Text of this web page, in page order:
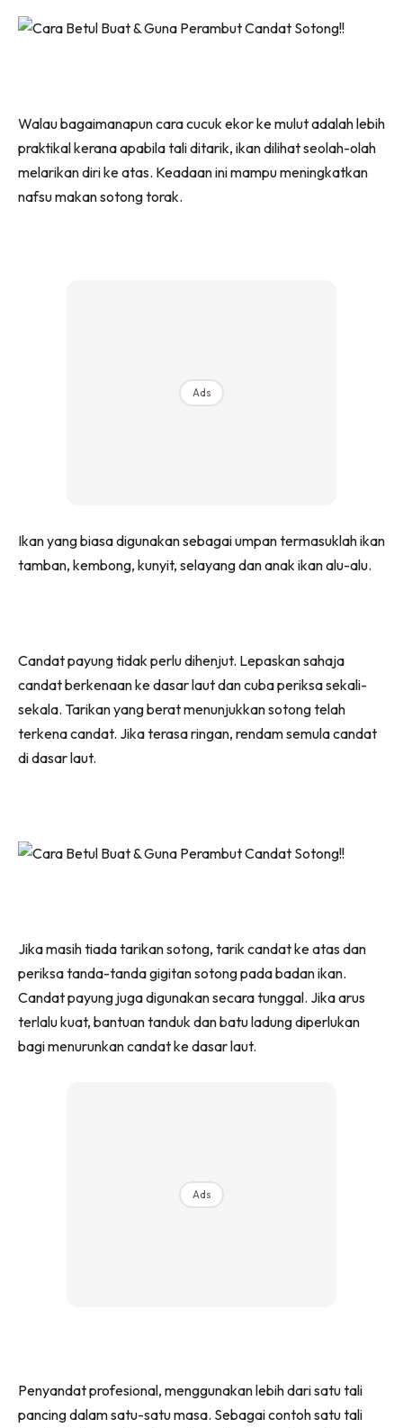
Walau bagaimanapun cara cucuk ekor ke mulut adalah lebih
praktikal kerana apabila tali ditarik, ikan dilihat seolah-olah
melarikan diri ke atas. Keadaan ini mampu meningkatkan
nafsu makan sotong torak.
Ads
Ikan yang biasa digunakan sebagai umpan termasuklah ikan
tamban, kembong, kunyit, selayang dan anak ikan alu-alu.
Candat payung tidak perlu dihenjut. Lepaskan sahaja
candat berkenaan ke dasar laut dan cuba periksa sekali-
sekala. Tarikan yang berat menunjukkan sotong telah
terkena candat. Jika terasa ringan, rendam semula candat
di dasar laut.
Jika masih tiada tarikan sotong, tarik candat ke atas dan
periksa tanda-tanda gigitan sotong pada badan ikan.
Candat payung juga digunakan secara tunggal. Jika arus
terlalu kuat, bantuan tanduk dan batu ladung diperlukan
bagi menurunkan candat ke dasar laut.
Ads
Penyandat profesional, menggunakan lebih dari satu tali
pancing dalam satu-satu masa. Sebagai contoh satu tali